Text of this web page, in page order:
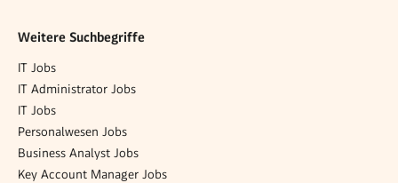
Weitere Suchbegriffe
IT Jobs
IT Administrator Jobs
IT Jobs
Personalwesen Jobs
Business Analyst Jobs
Key Account Manager Jobs